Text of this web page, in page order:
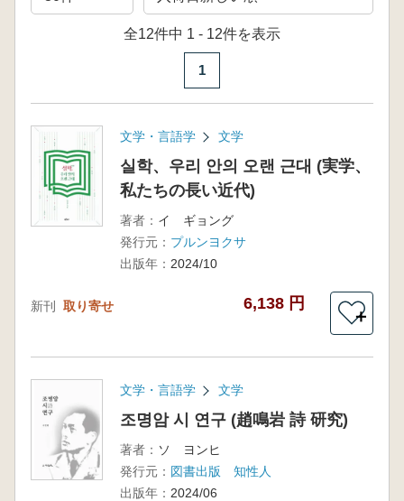
全12件中 1 - 12件を表示
1
文学・言語学 文学
실학、우리 안의 오랜 근대 (実学、
私たちの長い近代)
著者： イ ギョング
発行元： プルンヨクサ
出版年： 2024/10
新刊 取り寄せ 6,138 円
＋
文学・言語学 文学
조명암 시 연구 (趙鳴岩 詩 研究)
著者： ソ ヨンヒ
発行元： 図書出版 知性人
出版年： 2024/06